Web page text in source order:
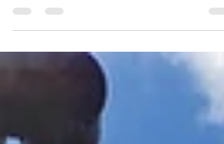
復育的季節，等待的日子，也正好是吹起西南風的
風送黑琵到茄萣呢？...